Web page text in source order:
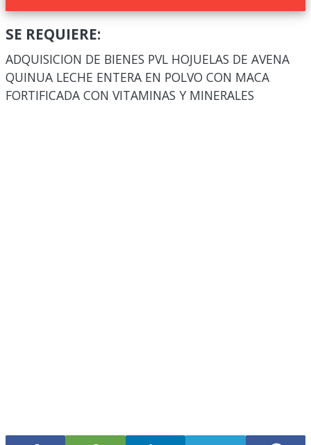
SE REQUIERE:
ADQUISICION DE BIENES PVL HOJUELAS DE AVENA
QUINUA LECHE ENTERA EN POLVO CON MACA
FORTIFICADA CON VITAMINAS Y MINERALES